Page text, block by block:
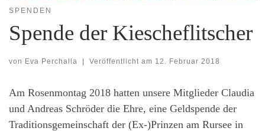
SPENDEN
Spende der Kiescheflitscher
von Eva Perchalla | Veröffentlicht am 12. Februar 2018
Am Rosenmontag 2018 hatten unsere Mitglieder Claudia
und Andreas Schröder die Ehre, eine Geldspende der
Traditionsgemeinschaft der (Ex-)Prinzen am Rursee in